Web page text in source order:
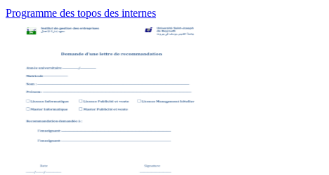
Programme des topos des internes